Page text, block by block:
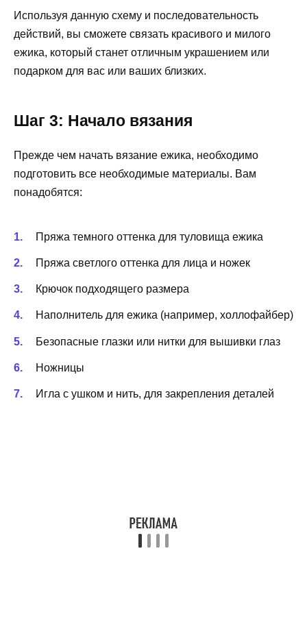
Используя данную схему и последовательность
действий, вы сможете связать красивого и милого
ежика, который станет отличным украшением или
подарком для вас или ваших близких.
Шаг 3: Начало вязания
Прежде чем начать вязание ежика, необходимо
подготовить все необходимые материалы. Вам
понадобятся:
Пряжа темного оттенка для туловища ежика
Пряжа светлого оттенка для лица и ножек
Крючок подходящего размера
Наполнитель для ежика (например, холлофайбер)
Безопасные глазки или нитки для вышивки глаз
Ножницы
Игла с ушком и нить, для закрепления деталей